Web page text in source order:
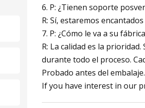
6. P: ¿Tienen soporte
R: Sí, estaremos
7. P: ¿Cómo le va a su
R: La calidad es la
durante todo el proceso.
Probado antes del embalaje.
If you have interest in our